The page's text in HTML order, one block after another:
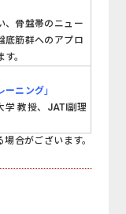
、骨盤帯のニュー
底筋群へのアプロ
。
ーニング 」
学 教授、JATI副理
合がございます。